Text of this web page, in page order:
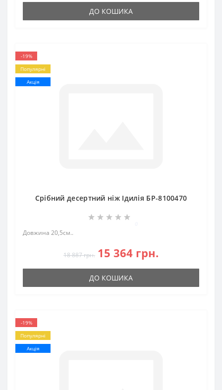
ДО КОШИКА
-19%
Популярні
Акція
Срібний десертний ніж Ідилія БР-8100470
Довжина 20,5см..
18 887 грн. 15 364 грн.
ДО КОШИКА
-19%
Популярні
Акція